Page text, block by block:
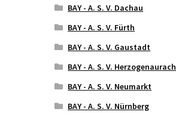
BAY - A. S. V. Dachau
BAY - A. S. V. Fürth
BAY - A. S. V. Gaustadt
BAY - A. S. V. Herzogenaurach
BAY - A. S. V. Neumarkt
BAY - A. S. V. Nürnberg